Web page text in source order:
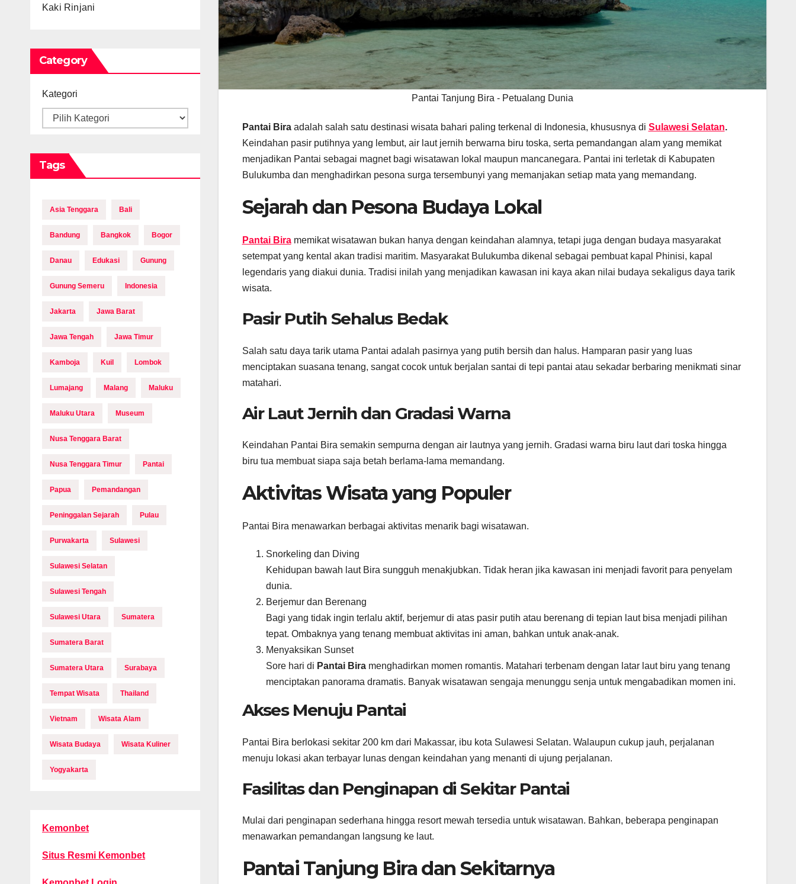
Kaki Rinjani
Category
Kategori
Tags
Asia Tenggara Bali
Bandung Bangkok Bogor
Danau Edukasi Gunung
Gunung Semeru Indonesia
Jakarta Jawa Barat
Jawa Tengah Jawa Timur
Kamboja Kuil Lombok
Lumajang Malang Maluku
Maluku Utara Museum
Nusa Tenggara Barat
Nusa Tenggara Timur Pantai
Papua Pemandangan
Peninggalan Sejarah Pulau
Purwakarta Sulawesi
Sulawesi Selatan
Sulawesi Tengah
Sulawesi Utara Sumatera
Sumatera Barat
Sumatera Utara Surabaya
Tempat Wisata Thailand
Vietnam Wisata Alam
Wisata Budaya Wisata Kuliner
Yogyakarta
Kemonbet
Situs Resmi Kemonbet
Pantai Tanjung Bira - Petualang Dunia
Pantai Biraadalah salah satu destinasi wisata bahari paling terkenal di Indonesia, khususnya di Sulawesi Selatan.
Keindahan pasir putihnya yang lembut, air laut jernih berwarna biru toska, serta pemandangan alam yang memikat
menjadikan Pantai sebagai magnet bagi wisatawan lokal maupun mancanegara. Pantai ini terletak di Kabupaten
Bulukumba dan menghadirkan pesona surga tersembunyi yang memanjakan setiap mata yang memandang.
Sejarah dan Pesona Budaya Lokal
Pantai Bira memikat wisatawan bukan hanya dengan keindahan alamnya, tetapi juga dengan budaya masyarakat
setempat yang kental akan tradisi maritim. Masyarakat Bulukumba dikenal sebagai pembuat kapal Phinisi, kapal
legendaris yang diakui dunia. Tradisi inilah yang menjadikan kawasan ini kaya akan nilai budaya sekaligus daya tarik
wisata.
Pasir Putih Sehalus Bedak
Salah satu daya tarik utama Pantai adalah pasirnya yang putih bersih dan halus. Hamparan pasir yang luas
menciptakan suasana tenang, sangat cocok untuk berjalan santai di tepi pantai atau sekadar berbaring menikmati sinar
matahari.
Air Laut Jernih dan Gradasi Warna
Keindahan Pantai Bira semakin sempurna dengan air lautnya yang jernih. Gradasi warna biru laut dari toska hingga
biru tua membuat siapa saja betah berlama-lama memandang.
Aktivitas Wisata yang Populer
Pantai Bira menawarkan berbagai aktivitas menarik bagi wisatawan.
Snorkeling dan Diving
Kehidupan bawah laut Bira sungguh menakjubkan. Tidak heran jika kawasan ini menjadi favorit para penyelam
dunia.
Berjemur dan Berenang
Bagi yang tidak ingin terlalu aktif, berjemur di atas pasir putih atau berenang di tepian laut bisa menjadi pilihan
tepat. Ombaknya yang tenang membuat aktivitas ini aman, bahkan untuk anak-anak.
Menyaksikan Sunset
Sore hari di Pantai Biramenghadirkan momen romantis. Matahari terbenam dengan latar laut biru yang tenang
menciptakan panorama dramatis. Banyak wisatawan sengaja menunggu senja untuk mengabadikan momen ini.
Akses Menuju Pantai
Pantai Bira berlokasi sekitar 200 km dari Makassar, ibu kota Sulawesi Selatan. Walaupun cukup jauh, perjalanan
menuju lokasi akan terbayar lunas dengan keindahan yang menanti di ujung perjalanan.
Fasilitas dan Penginapan di Sekitar Pantai
Mulai dari penginapan sederhana hingga resort mewah tersedia untuk wisatawan. Bahkan, beberapa penginapan
menawarkan pemandangan langsung ke laut.
Pantai Tanjung Bira dan Sekitarnya